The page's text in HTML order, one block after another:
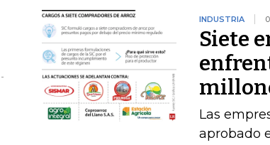
INDUSTRIA
Siete
Las
aprobado